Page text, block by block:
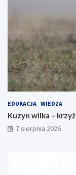
EDUKACJA WIEDZA
Kuzyn wilka –
7 sierpnia 2026